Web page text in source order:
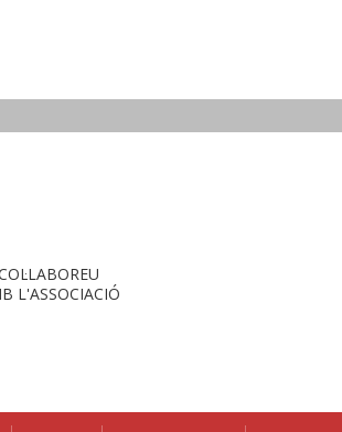
L'ASSOCIACIÓ